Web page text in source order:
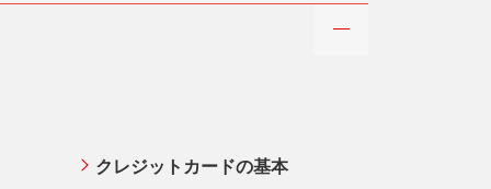
クレジットカードの基本